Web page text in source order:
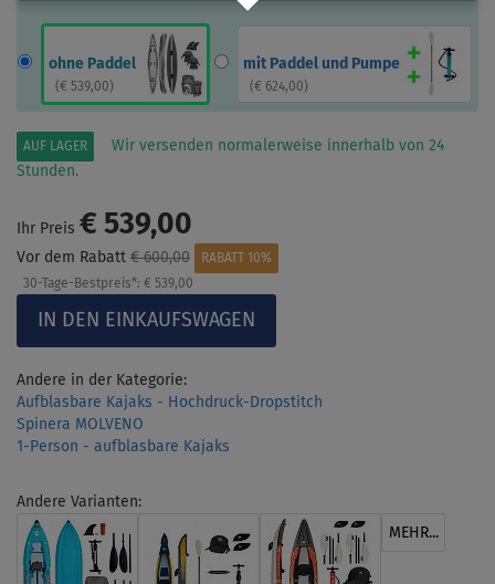
ohne Paddel
( € 539,00)
mit Paddel und Pumpe
( € 624,00)
AUF LAGER
Wir versenden normalerweise innerhalb von 24
Stunden.
Ihr Preis € 539,00
Vor dem Rabatt € 600,00
RABATT 10%
30-Tage-Bestpreis*: € 539,00
Andere in der Kategorie:
Aufblasbare Kajaks - Hochdruck-Dropstitch
Spinera MOLVENO
1-Person - aufblasbare Kajaks
Andere Varianten:
MEHR...